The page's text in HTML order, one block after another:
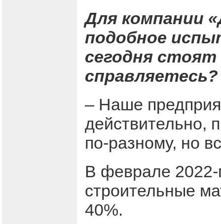
Для компании
подобное
сегодня стоят
справляетесь?
– Наше
действительно,
по-разному, но
В феврале 2022-
строительные
40%.